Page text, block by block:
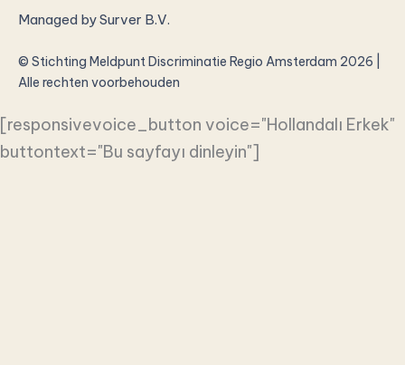
© Stichting Meldpunt Discriminatie Regio Amsterdam 2026 |
Alle rechten voorbehouden
Managed bySurver B.V.
[responsivevoice_button voice="Hollandalı Erkek"
buttontext="Bu sayfayı dinleyin"]